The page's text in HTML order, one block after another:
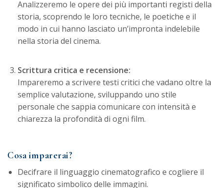
Analizzeremo le opere dei più importanti registi della
storia, scoprendo le loro tecniche, le poetiche e il
modo in cui hanno lasciato un’impronta indelebile
nella storia del cinema.
Scrittura critica e recensione:
Impareremo a scrivere testi critici che vadano oltre la
semplice valutazione, sviluppando uno stile
personale che sappia comunicare con intensità e
chiarezza la profondità di ogni film.
Cosa imparerai?
Decifrare il linguaggio cinematografico e cogliere il
significato simbolico delle immagini.